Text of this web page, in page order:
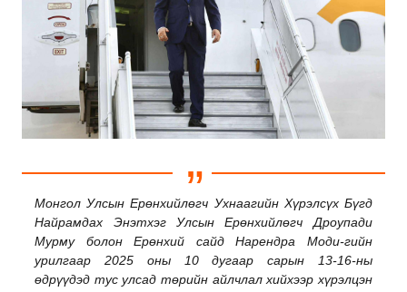
Монгол Улсын Ерөнхийлөгч Ухнаагийн Хүрэлсүх Бүгд
Найрамдах Энэтхэг Улсын Ерөнхийлөгч Дроупади
Мурму болон Ерөнхий сайд Нарендра Моди-гийн
урилгаар 2025 оны 10 дугаар сарын 13-16-ны
өдрүүдэд тус улсад төрийн айлчлал хийхээр хүрэлцэн